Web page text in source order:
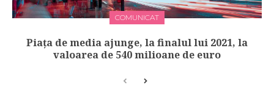
COMUNICAT
Piața de media ajunge, la finalul lui 2021, la
valoarea de 540 milioane de euro